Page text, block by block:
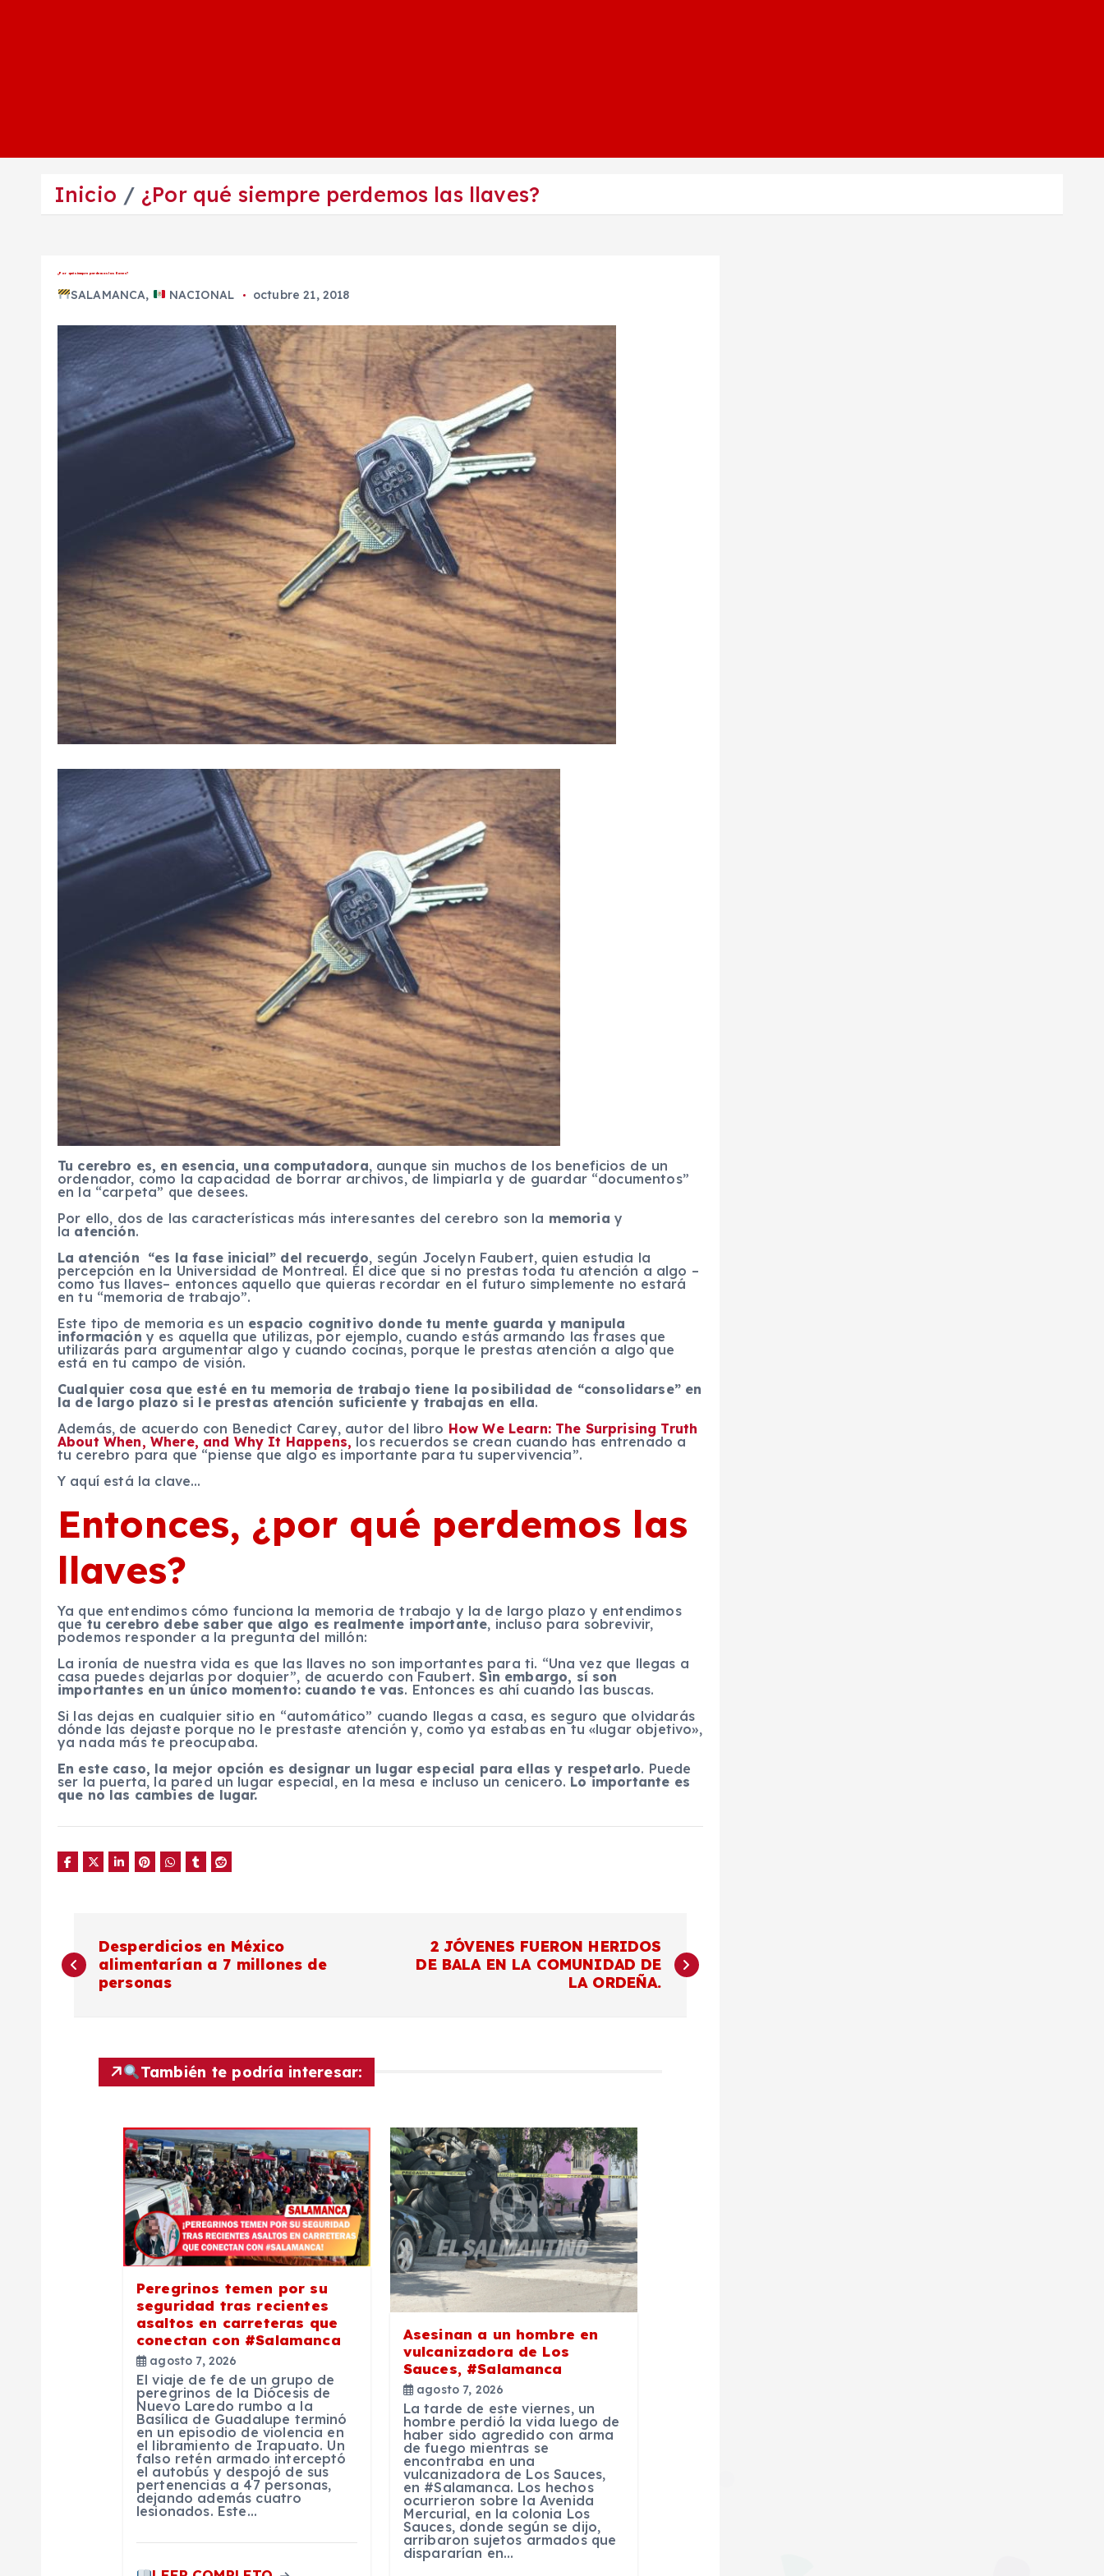
Inicio ¿Por qué siempre perdemos las llaves?
¿Por qué siempre perdemos las llaves?
SALAMANCA, NACIONAL octubre 21, 2018
Tu cerebro es, en esencia, una computadora, aunque sin muchos de los beneficios de un
ordenador, como la capacidad de borrar archivos, de limpiarla y de guardar “documentos”
en la “carpeta” que desees.
Por ello, dos de las características más interesantes del cerebro son la memoria y
la atención.
La atención “es la fase inicial” del recuerdo, según Jocelyn Faubert, quien estudia la
percepción en la Universidad de Montreal. Él dice que si no prestas toda tu atención a algo –
como tus llaves– entonces aquello que quieras recordar en el futuro simplemente no estará
en tu “memoria de trabajo”.
Este tipo de memoria es un espacio cognitivo donde tu mente guarda y manipula
información y es aquella que utilizas, por ejemplo, cuando estás armando las frases que
utilizarás para argumentar algo y cuando cocinas, porque le prestas atención a algo que
está en tu campo de visión.
Cualquier cosa que esté en tu memoria de trabajo tiene la posibilidad de “consolidarse” en
la de largo plazo si le prestas atención suficiente y trabajas en ella.
Además, de acuerdo con Benedict Carey, autor del libro How We Learn: The Surprising Truth
About When, Where, and Why It Happens, los recuerdos se crean cuando has entrenado a
tu cerebro para que “piense que algo es importante para tu supervivencia”.
Y aquí está la clave…
Entonces, ¿por qué perdemos las
llaves?
Ya que entendimos cómo funciona la memoria de trabajo y la de largo plazo y entendimos
quetu cerebro debe saber que algo es realmente importante, incluso para sobrevivir,
podemos responder a la pregunta del millón:
La ironía de nuestra vida es que las llaves no son importantes para ti. “Una vez que llegas a
casa puedes dejarlas por doquier”, de acuerdo con Faubert. Sin embargo, sí son
importantes en un único momento: cuando te vas. Entonces es ahí cuando las buscas.
Si las dejas en cualquier sitio en “automático” cuando llegas a casa, es seguro que olvidarás
dónde las dejaste porque no le prestaste atención y, como ya estabas en tu «lugar objetivo»,
ya nada más te preocupaba.
En este caso, la mejor opción es designar un lugar especial para ellas y respetarlo. Puede
ser la puerta, la pared un lugar especial, en la mesa e incluso un cenicero. Lo importante es
que no las cambies de lugar.
a
Desperdicios en México
alimentarían a 7 millones de
personas
2 JÓVENES FUERON HERIDOS
DE BALA EN LA COMUNIDAD DE
LA ORDEÑA.
También te podría interesar:
Peregrinos temen por su
seguridad tras recientes
asaltos en carreteras que
conectan con #Salamanca
agosto 7, 2026
El viaje de fe de un grupo de
peregrinos de la Diócesis de
Nuevo Laredo rumbo a la
Basílica de Guadalupe terminó
en un episodio de violencia en
el libramiento de Irapuato. Un
falso retén armado interceptó
el autobús y despojó de sus
pertenencias a 47 personas,
dejando además cuatro
lesionados. Este…
Asesinan a un hombre en
vulcanizadora de Los
Sauces, #Salamanca
agosto 7, 2026
La tarde de este viernes, un
hombre perdió la vida luego de
haber sido agredido con arma
de fuego mientras se
encontraba en una
vulcanizadora de Los Sauces,
en #Salamanca. Los hechos
ocurrieron sobre la Avenida
Mercurial, en la colonia Los
Sauces, donde según se dijo,
arribaron sujetos armados que
dispararían en…